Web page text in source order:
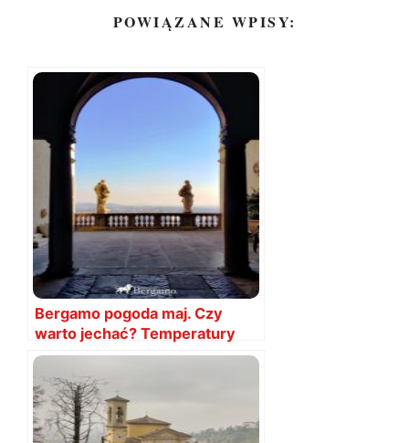
POWIĄZANE WPISY:
Bergamo pogoda maj. Czy
warto jechać? Temperatury